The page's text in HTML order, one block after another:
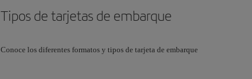
Tipos de tarjetas de embarque
Conoce los diferentes formatos y tipos de tarjeta de embarque